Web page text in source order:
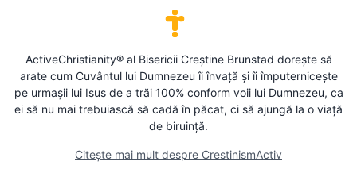
ActiveChristianity® al Bisericii Creștine Brunstad dorește să
arate cum Cuvântul lui Dumnezeu îi învață și îi împuternicește
pe urmașii lui Isus de a trăi 100% conform voii lui Dumnezeu, ca
ei să nu mai trebuiască să cadă în păcat, ci să ajungă la o viață
de biruință.
Citește mai mult despre CrestinismActiv